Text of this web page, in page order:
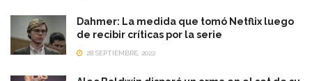
Dahmer: La medida que tomó Netflix luego
de recibir críticas por la serie
28 SEPTIEMBRE, 2022